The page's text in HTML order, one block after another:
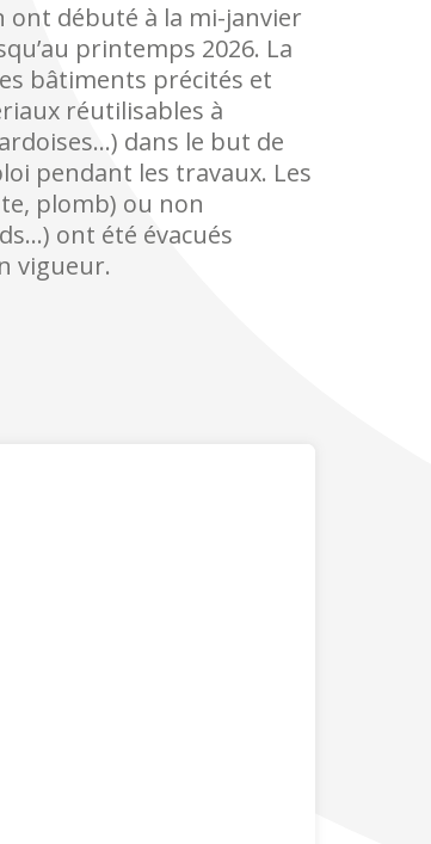
ont débuté à la mi-janvier
printemps 2026. La
bâtiments précités et
réutilisables à
dans le but de
pendant les travaux. Les
plomb) ou non
ont été évacués
vigueur.